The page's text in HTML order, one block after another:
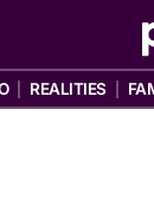
REALITIES